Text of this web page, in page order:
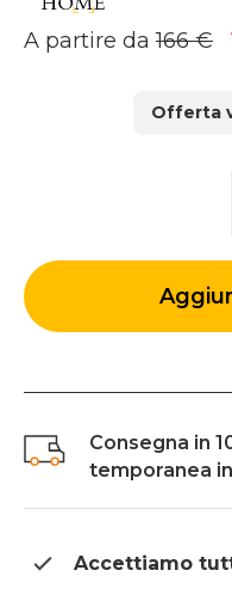
A partire da166€
Offerta
Consegna in
temporanea
Accettiamo